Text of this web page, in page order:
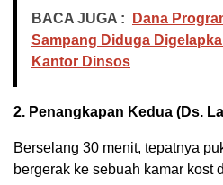
BACA JUGA :
Dana
Sampang Diduga
Kantor Dinsos
2. Penangkapan Kedua (Ds.
Berselang 30 menit, tepatnya
bergerak ke sebuah kamar kost